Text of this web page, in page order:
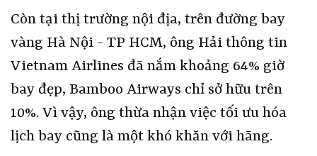
Còn tại thị trường nội địa, trên đường bay
vàng Hà Nội - TP HCM, ông Hải thông tin
Vietnam Airlines đã nắm khoảng 64% giờ
bay đẹp, Bamboo Airways chỉ sở hữu trên
10%. Vì vậy, ông thừa nhận việc tối ưu hóa
lịch bay cũng là một khó khăn với hãng.